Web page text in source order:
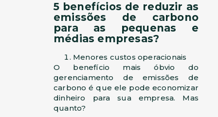
5 benefícios de reduzir as
emissões de carbono
para as pequenas e
médias empresas?
Menores custos operacionais
O benefício mais óbvio do
gerenciamento de emissões de
carbono é que ele pode economizar
dinheiro para sua empresa. Mas
quanto?